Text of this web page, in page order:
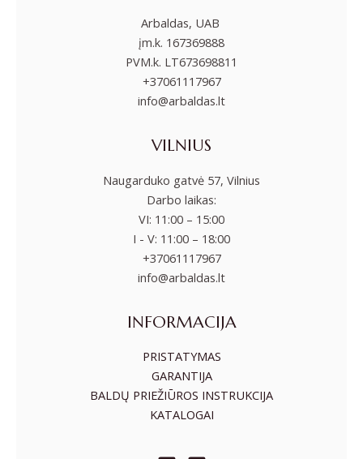
Arbaldas, UAB
įm.k. 167369888
PVM.k. LT673698811
+37061117967
info@arbaldas.lt
VILNIUS
Naugarduko gatvė 57, Vilnius
Darbo laikas:
VI: 11:00 – 15:00
I - V: 11:00 – 18:00
+37061117967
info@arbaldas.lt
INFORMACIJA
PRISTATYMAS
GARANTIJA
BALDŲ PRIEŽIŪROS INSTRUKCIJA
KATALOGAI